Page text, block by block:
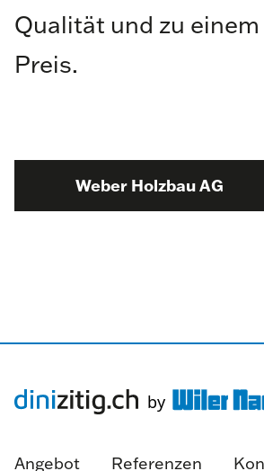
Qualität und zu
Preis.
Weber Holzbau AG
Angebot Referenzen